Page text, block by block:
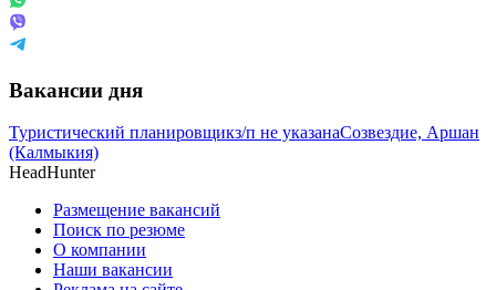
Вакансии дня
Туристический планировщикз/п не указанаСозвездие, Аршан
(Калмыкия)
HeadHunter
Размещение вакансий
Поиск по резюме
О компании
Наши вакансии